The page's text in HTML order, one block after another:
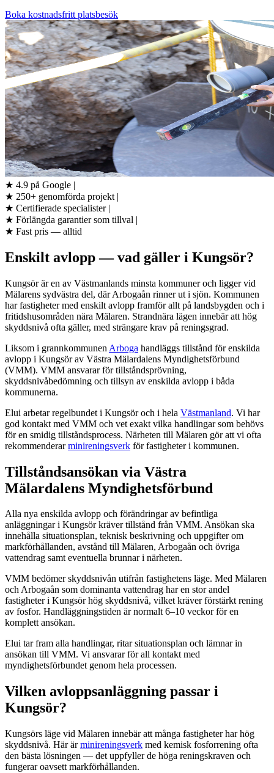
Boka kostnadsfritt platsbesök
★ 4.9 på Google |
★ 250+ genomförda projekt |
★ Certifierade specialister |
★ Förlängda garantier som tillval |
★ Fast pris — alltid
Enskilt avlopp — vad gäller i Kungsör?
Kungsör är en av Västmanlands minsta kommuner och ligger vid
Mälarens sydvästra del, där Arbogaån rinner ut i sjön. Kommunen
har fastigheter med enskilt avlopp framför allt på landsbygden och i
fritidshusområden nära Mälaren. Strandnära lägen innebär att hög
skyddsnivå ofta gäller, med strängare krav på reningsgrad.
Liksom i grannkommunen Arboga handläggs tillstånd för enskilda
avlopp i Kungsör av Västra Mälardalens Myndighetsförbund
(VMM). VMM ansvarar för tillståndsprövning,
skyddsnivåbedömning och tillsyn av enskilda avlopp i båda
kommunerna.
Elui arbetar regelbundet i Kungsör och i hela Västmanland. Vi har
god kontakt med VMM och vet exakt vilka handlingar som behövs
för en smidig tillståndsprocess. Närheten till Mälaren gör att vi ofta
rekommenderarminireningsverk för fastigheter i kommunen.
Tillståndsansökan via Västra
Mälardalens Myndighetsförbund
Alla nya enskilda avlopp och förändringar av befintliga
anläggningar i Kungsör kräver tillstånd från VMM. Ansökan ska
innehålla situationsplan, teknisk beskrivning och uppgifter om
markförhållanden, avstånd till Mälaren, Arbogaån och övriga
vattendrag samt eventuella brunnar i närheten.
VMM bedömer skyddsnivån utifrån fastighetens läge. Med Mälaren
och Arbogaån som dominanta vattendrag har en stor andel
fastigheter i Kungsör hög skyddsnivå, vilket kräver förstärkt rening
av fosfor. Handläggningstiden är normalt 6–10 veckor för en
komplett ansökan.
Elui tar fram alla handlingar, ritar situationsplan och lämnar in
ansökan till VMM. Vi ansvarar för all kontakt med
myndighetsförbundet genom hela processen.
Vilken avloppsanläggning passar i
Kungsör?
Kungsörs läge vid Mälaren innebär att många fastigheter har hög
skyddsnivå. Här ärminireningsverk med kemisk fosforrening ofta
den bästa lösningen — det uppfyller de höga reningskraven och
fungerar oavsett markförhållanden.